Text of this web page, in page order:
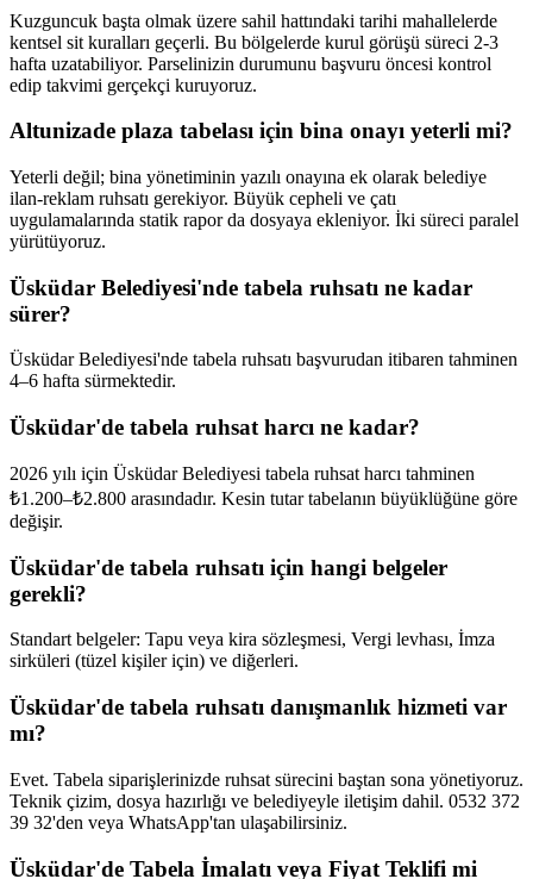
Kuzguncuk başta olmak üzere sahil hattındaki tarihi mahallelerde
kentsel sit kuralları geçerli. Bu bölgelerde kurul görüşü süreci 2-3
hafta uzatabiliyor. Parselinizin durumunu başvuru öncesi kontrol
edip takvimi gerçekçi kuruyoruz.
Altunizade plaza tabelası için bina onayı yeterli mi?
Yeterli değil; bina yönetiminin yazılı onayına ek olarak belediye
ilan-reklam ruhsatı gerekiyor. Büyük cepheli ve çatı
uygulamalarında statik rapor da dosyaya ekleniyor. İki süreci paralel
yürütüyoruz.
Üsküdar Belediyesi'nde tabela ruhsatı ne kadar
sürer?
Üsküdar Belediyesi'nde tabela ruhsatı başvurudan itibaren tahminen
4–6 hafta sürmektedir.
Üsküdar'de tabela ruhsat harcı ne kadar?
2026 yılı için Üsküdar Belediyesi tabela ruhsat harcı tahminen
₺1.200–₺2.800 arasındadır. Kesin tutar tabelanın büyüklüğüne göre
değişir.
Üsküdar'de tabela ruhsatı için hangi belgeler
gerekli?
Standart belgeler: Tapu veya kira sözleşmesi, Vergi levhası, İmza
sirküleri (tüzel kişiler için) ve diğerleri.
Üsküdar'de tabela ruhsatı danışmanlık hizmeti var
mı?
Evet. Tabela siparişlerinizde ruhsat sürecini baştan sona yönetiyoruz.
Teknik çizim, dosya hazırlığı ve belediyeyle iletişim dahil. 0532 372
39 32'den veya WhatsApp'tan ulaşabilirsiniz.
Üsküdar'de Tabela İmalatı veya Fiyat Teklifi mi